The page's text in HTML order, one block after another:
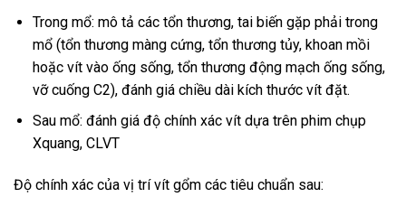
Trong mổ: mô tả các tổn thương, tai biến gặp phải trong
mổ (tổn thương màng cứng, tổn thương tủy, khoan mồi
hoặc vít vào ống sống, tổn thương động mạch ống sống,
vỡ cuống C2), đánh giá chiều dài kích thước vít đặt.
Sau mổ: đánh giá độ chính xác vít dựa trên phim chụp
Xquang, CLVT
Độ chính xác của vị trí vít gổm các tiêu chuẩn sau: